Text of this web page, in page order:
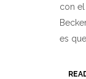
con
es